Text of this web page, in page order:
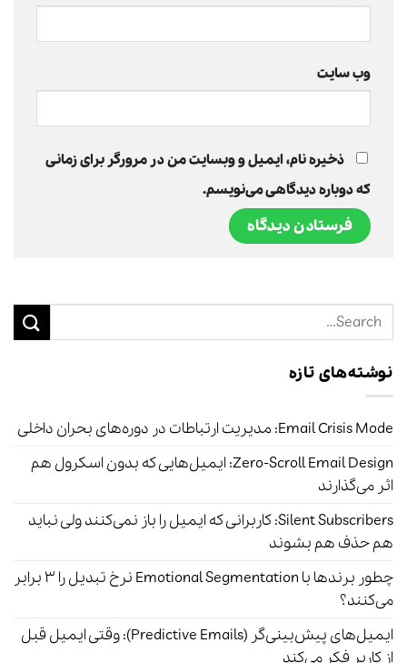
وب‌ سایت
ذخیره نام، ایمیل و وبسایت من در مرورگر برای زمانی
که دوباره دیدگاهی می‌نویسم.
نوشته‌های تازه
Email Crisis Mode: مدیریت ارتباطات در دوره‌های بحران داخلی
Zero-Scroll Email Design: ایمیل‌هایی که بدون اسکرول هم
اثر می‌گذارند
Silent Subscribers: کاربرانی که ایمیل را باز نمی‌کنند ولی نباید
هم حذف هم بشوند
چطور برندها با Emotional Segmentation نرخ تبدیل را ۳ برابر
می‌کنند؟
ایمیل‌های پیش‌بینی‌گر (Predictive Emails): وقتی ایمیل قبل
از کاربر فکر می‌کند